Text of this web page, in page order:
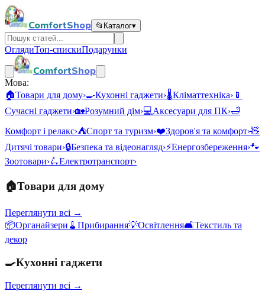
ComfortShop 📂 Каталог▾
ОглядиТоп-спискиПодарунки
ComfortShop
Мова:
🏠Товари для дому›🍳Кухонні гаджети›🌡️Кліматтехніка› 📱
Сучасні гаджети›🏡Розумний дім›💻Аксесуари для ПК›🛁
Комфорт і релакс›⛺Спорт та туризм›❤️Здоров'я та комфорт›🧸
Дитячі товари›🔒Безпека та відеонагляд›⚡Енергозбереження›🐾
Зоотовари›🛴Електротранспорт›
🏠Товари для дому
Переглянути всі →
📦Органайзери 🧹 Прибирання💡Освітлення🛋️Текстиль та
декор
🍳Кухонні гаджети
Переглянути всі →